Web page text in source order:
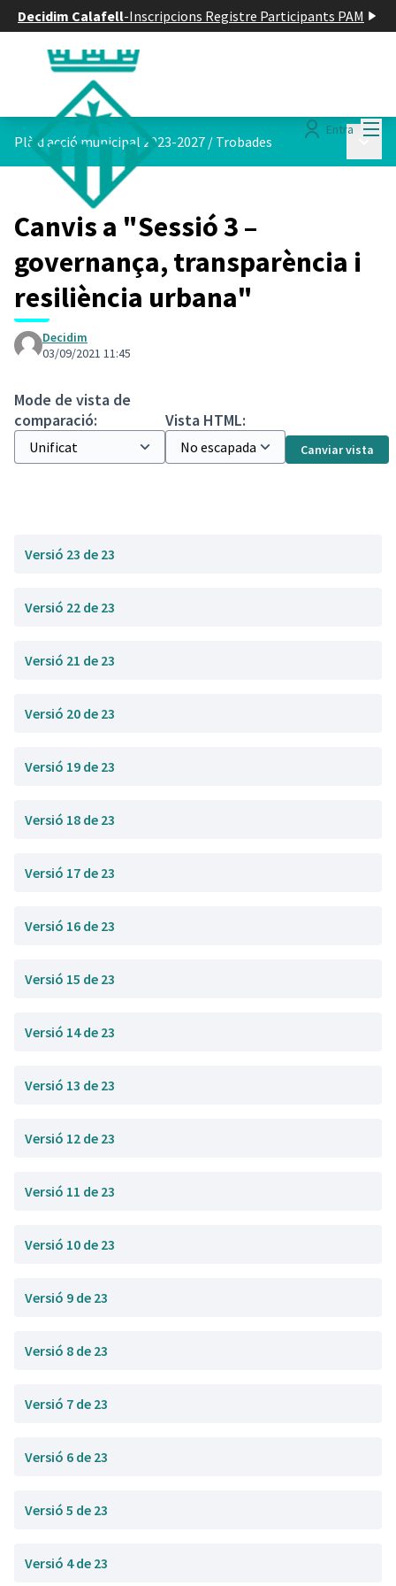
Decidim Calafell-Inscripcions Registre Participants PAM
Entra
Plà d acció municipal 2023-2027 / Trobades
Canvis a "Sessió 3 –
governança, transparència i
resiliència urbana"
Decidim
03/09/2021 11:45
Mode de vista de
comparació:
Vista HTML:
Canviar vista
Versió 23 de 23
Versió 22 de 23
Versió 21 de 23
Versió 20 de 23
Versió 19 de 23
Versió 18 de 23
Versió 17 de 23
Versió 16 de 23
Versió 15 de 23
Versió 14 de 23
Versió 13 de 23
Versió 12 de 23
Versió 11 de 23
Versió 10 de 23
Versió 9 de 23
Versió 8 de 23
Versió 7 de 23
Versió 6 de 23
Versió 5 de 23
Versió 4 de 23